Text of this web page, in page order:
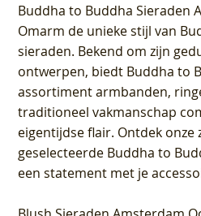
Buddha to Buddha Sieraden
Omarm de unieke stijl van
sieraden. Bekend om zijn
ontwerpen, biedt Buddha to
assortiment armbanden,
traditioneel vakmanschap
eigentijdse flair. Ontdek onze
geselecteerde Buddha to
een statement met je